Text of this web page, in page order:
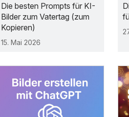
Die besten Prompts für KI-
Bilder zum Vatertag (zum
Kopieren)
15. Mai 2026